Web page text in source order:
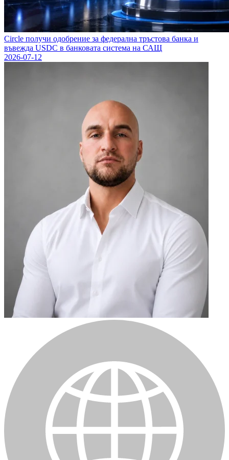
Circle получи одобрение за федерална тръстова банка и
въвежда USDC в банковата система на САЩ
2026-07-12